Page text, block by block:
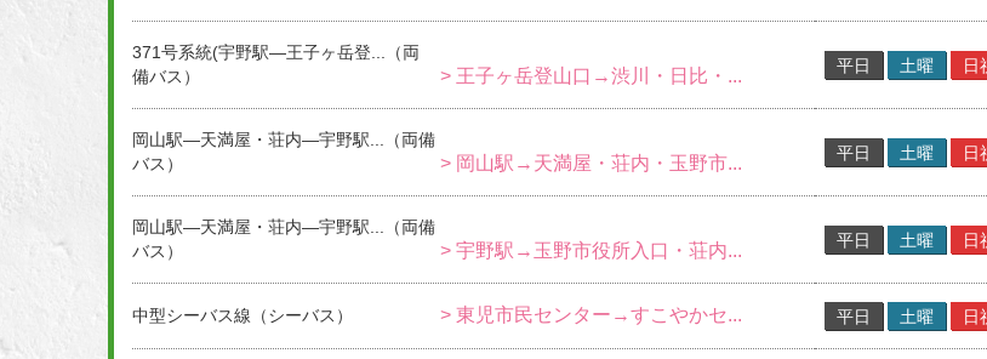
371号系統(宇野駅―王子ヶ岳登...（両
備バス）
> 王子ヶ岳登山口→渋川・日比・... 平日 土曜 日
岡山駅―天満屋・荘内―宇野駅...（両備
バス）
> 岡山駅→天満屋・荘内・玉野市... 平日 土曜 日
岡山駅―天満屋・荘内―宇野駅...（両備
バス）
> 宇野駅→玉野市役所入口・荘内... 平日 土曜 日
中型シーバス線（シーバス） > 東児市民センター→すこやかセ... 平日 土曜 日